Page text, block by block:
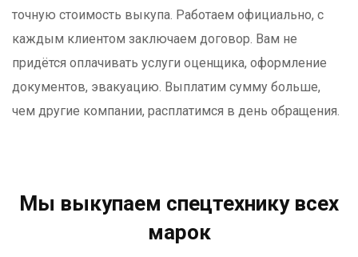
точную стоимость выкупа. Работаем официально, с
каждым клиентом заключаем договор. Вам не
придётся оплачивать услуги оценщика, оформление
документов, эвакуацию. Выплатим сумму больше,
чем другие компании, расплатимся в день обращения.
Мы выкупаем спецтехнику всех
марок